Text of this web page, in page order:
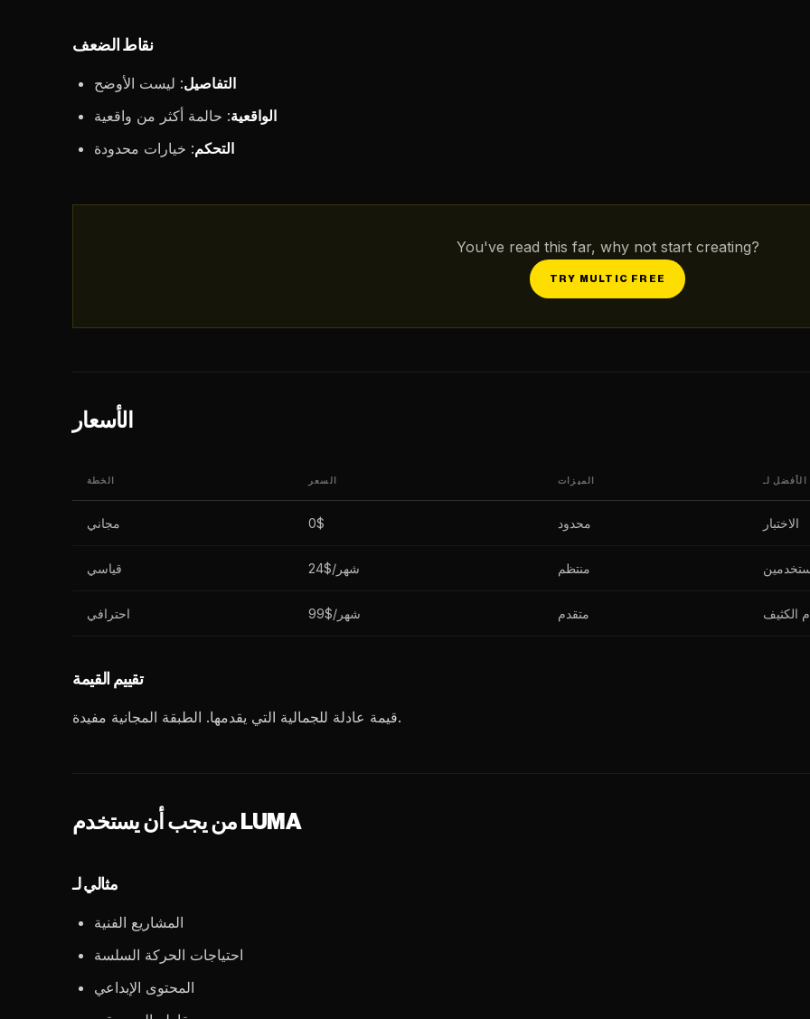
نقاط الضعف
التفاصيل: ليست الأوضح
الواقعية: حالمة أكثر من واقعية
التحكم: خيارات محدودة
You've read this far, why not start creating?
TRY MULTIC FREE
الأسعار
الخطة السعر الميزات الأفضل لـ
مجاني 0$ محدود الاختبار
قياسي 24$/شهر منتظم
احترافي 99$/شهر متقدم الكثيف
تقييم القيمة
قيمة عادلة للجمالية التي يقدمها. الطبقة المجانية مفيدة.
من يجب أن يستخدم LUMA
مثالي لـ
المشاريع الفنية
احتياجات الحركة السلسة
المحتوى الإبداعي